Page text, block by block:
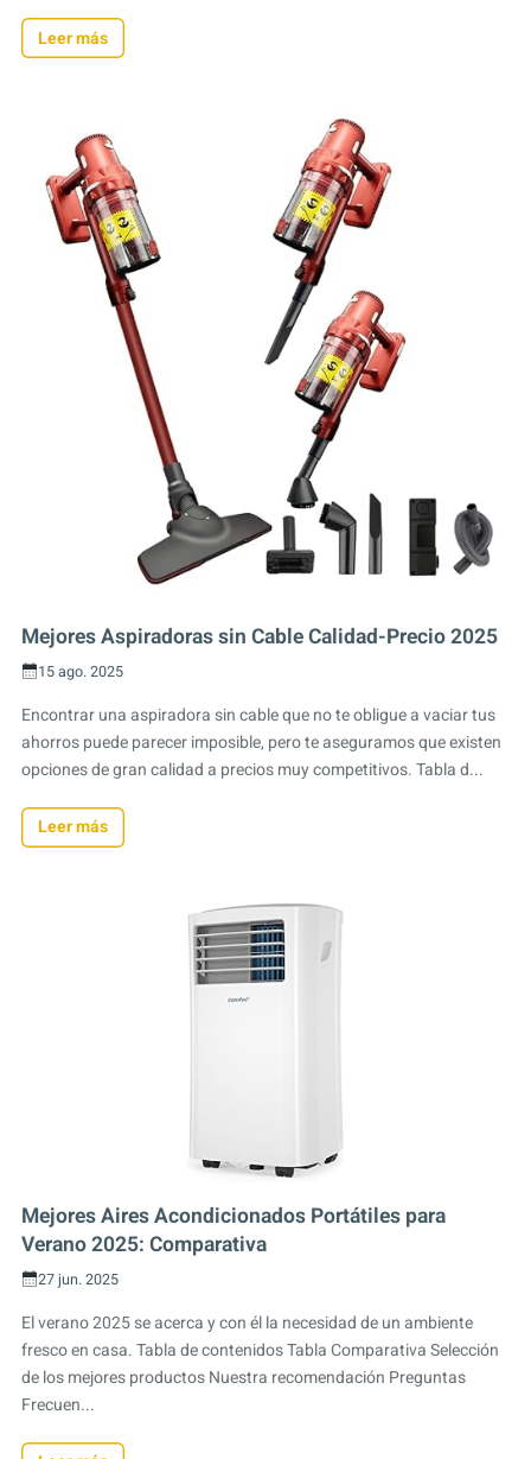
Leer más
Mejores Aspiradoras sin Cable Calidad-Precio 2025
15 ago. 2025
Encontrar una aspiradora sin cable que no te obligue a vaciar tus
ahorros puede parecer imposible, pero te aseguramos que existen
opciones de gran calidad a precios muy competitivos. Tabla d...
Leer más
Mejores Aires Acondicionados Portátiles para
Verano 2025: Comparativa
27 jun. 2025
El verano 2025 se acerca y con él la necesidad de un ambiente
fresco en casa. Tabla de contenidos Tabla Comparativa Selección
de los mejores productos Nuestra recomendación Preguntas
Frecuen...